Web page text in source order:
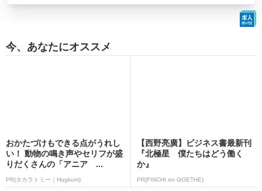
今、あなたにオススメ
おかたづけもできる点がうれし
い！ 動物の鳴き声やセリフが盛
りだくさんの「アニア ...
PR(タカラトミー｜Hugkum)
【西野亮廣】ビジネス書最新刊
『北極星 僕たちはどう働く
か』
PR(FINCHI on GOETHE)